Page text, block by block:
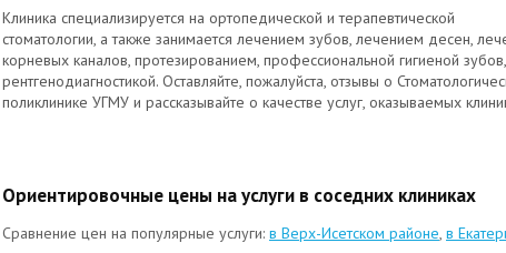
Клиника специализируется на ортопедической и терапевтической
стоматологии, а также занимается лечением зубов, лечением десен,
корневых каналов, протезированием, профессиональной гигиеной зубов,
рентгенодиагностикой. Оставляйте, пожалуйста, отзывы о
поликлинике УГМУ и рассказывайте о качестве услуг, оказываемых
Ориентировочные цены на услуги в соседних клиниках
Сравнение цен на популярные услуги: в Верх-Исетском районе, в